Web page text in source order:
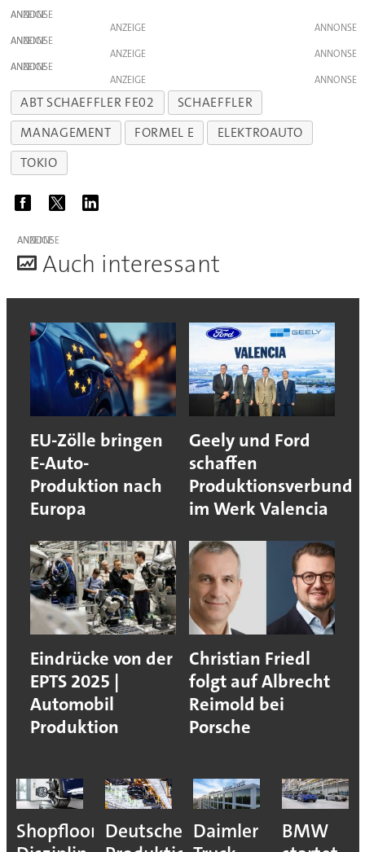
ANZEIGE
ANZEIGE
ANZEIGE
ANZEIGE
ANZEIGE
ANZEIGE
ABT SCHAEFFLER FE02
SCHAEFFLER
MANAGEMENT
FORMEL E
ELEKTROAUTO
TOKIO
ANZEIGE
Auch interessant
EU-Zölle bringen
E-Auto-
Produktion nach
Europa
Geely und Ford
schaffen
Produktionsverbund
im Werk Valencia
Eindrücke von der
EPTS 2025 |
Automobil
Produktion
Christian Friedl
folgt auf Albrecht
Reimold bei
Porsche
Shopfloor- Deutsche Daimler
BMW